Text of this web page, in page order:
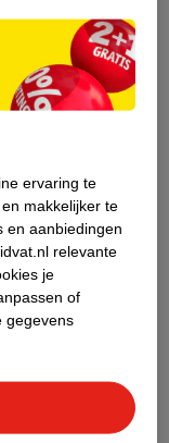
in de
ervaring te
makkelijker te
en aanbiedingen
relevante
je
of
gegevens